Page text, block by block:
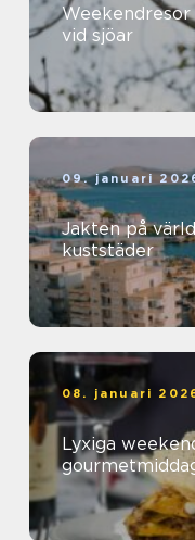
vid sjöar
09. januari
Jakten på
kuststäder
08. januari
Lyxiga